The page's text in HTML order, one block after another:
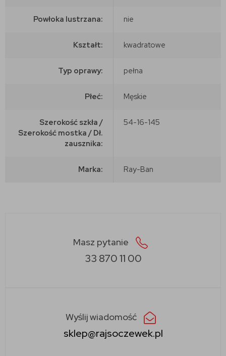
Powłoka lustrzana: nie
Kształt: kwadratowe
Typ oprawy: pełna
Płeć: Męskie
Szerokość szkła /
Szerokość mostka / Dł.
zausznika:
54-16-145
Marka: Ray-Ban
Masz pytanie
33 870 11 00
Wyślij wiadomość
sklep@rajsoczewek.pl